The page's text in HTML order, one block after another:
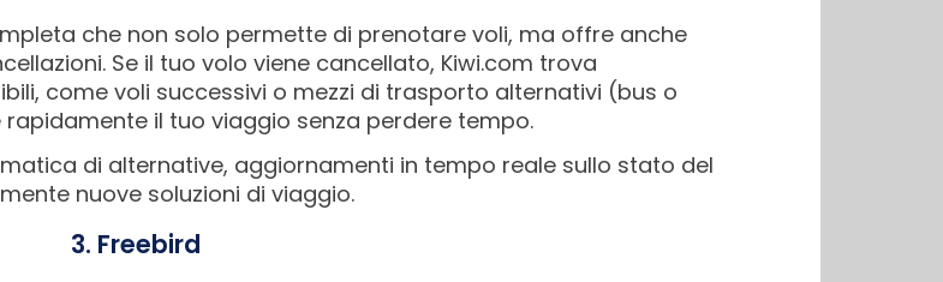
che non solo permette di prenotare voli, ma offre anche
Se il tuo volo viene cancellato, Kiwi.com trova
come voli successivi o mezzi di trasporto alternativi (bus o
il tuo viaggio senza perdere tempo.
di alternative, aggiornamenti in tempo reale sullo stato del
nuove soluzioni di viaggio.
3. Freebird